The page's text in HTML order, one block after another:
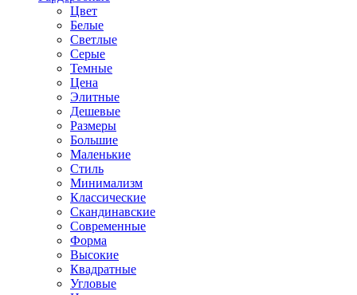
Цвет
Белые
Светлые
Серые
Темные
Цена
Элитные
Дешевые
Размеры
Большие
Маленькие
Стиль
Минимализм
Классические
Скандинавские
Современные
Форма
Высокие
Квадратные
Угловые